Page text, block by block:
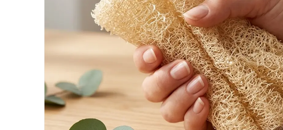
Búsqueda
de
productos
Hit enter to search or